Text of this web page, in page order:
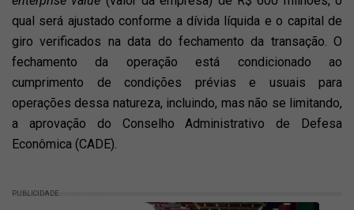
qual será ajustado conforme a dívida líquida e o capital de
giro verificados na data do fechamento da transação. O
fechamento da operação está condicionado ao
cumprimento de condições prévias e usuais para
operações dessa natureza, incluindo, mas não se limitando,
a aprovação do Conselho Administrativo de Defesa
Econômica (CADE).
PUBLICIDADE